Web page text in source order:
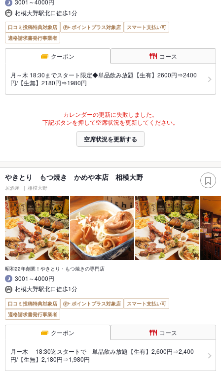
3001～4000円
相模大野駅北口徒歩1分
口コミ投稿特典対象店 ポイントプラス対象店
スマート支払い可
適格請求書発行事業者
クーポン コース
月～木 18:30までスタート限定◆単品飲み放題【生有】2600円⇒2400
円/【生無】2180円⇒1980円
カレンダーの更新に失敗しました。
下記ボタンを押して空席状況を更新してください。
空席状況を更新する
やきとり もつ焼き かめや本店 相模大野
居酒屋 相模大野
昭和22年創業！やきとり・もつ焼きの専門店
3001～4000円
相模大野駅北口徒歩1分
口コミ投稿特典対象店 ポイントプラス対象店
スマート支払い可
適格請求書発行事業者
クーポン コース
月ー木 18:30迄スタートで 単品飲み放題【生有】2,600円⇒2,400
円/【生無】2,180円⇒1,980円